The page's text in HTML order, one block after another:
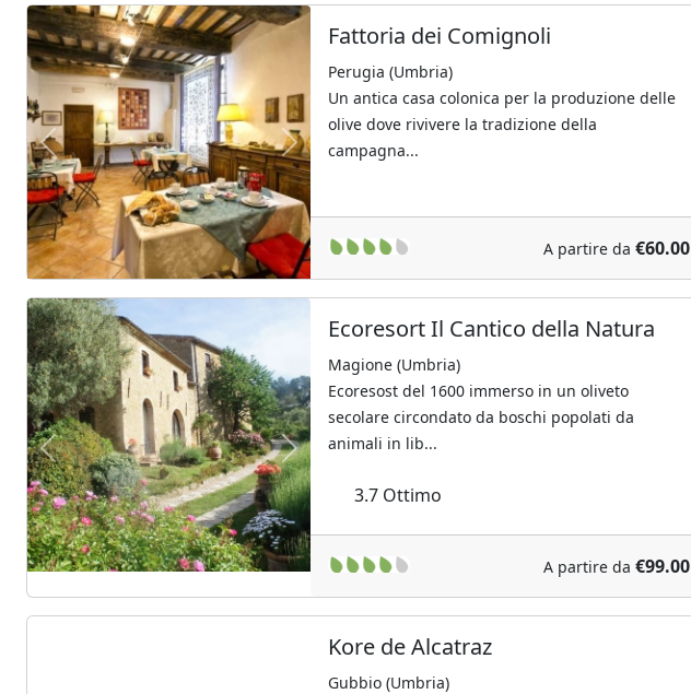
Previous Next
Fattoria dei Comignoli
Perugia (Umbria)
Un antica casa colonica per la produzione delle
olive dove rivivere la tradizione della
campagna...
A partire da €60.00
Previous Next
Ecoresort Il Cantico della Natura
Magione (Umbria)
Ecoresost del 1600 immerso in un oliveto
secolare circondato da boschi popolati da
animali in lib...
3.7 Ottimo
A partire da €99.00
Kore de Alcatraz
Gubbio (Umbria)